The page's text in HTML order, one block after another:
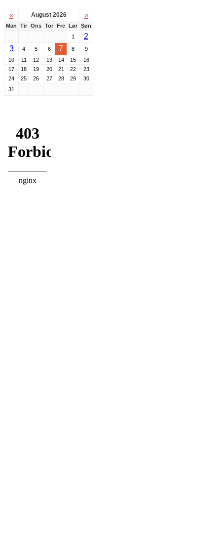
« August 2026 »
Man Tir Ons Tor Fre Lør Søn
1
2
3
4 5 6 7 8
9
10
11 12 13 14 15
16
17
18 19 20 21 22
23
24
25 26 27 28 29
30
31